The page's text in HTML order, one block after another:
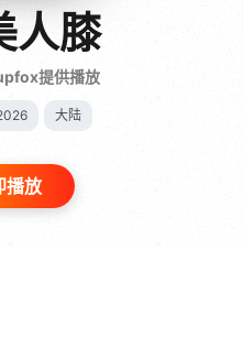
人膝
提供播放
大陆
播放